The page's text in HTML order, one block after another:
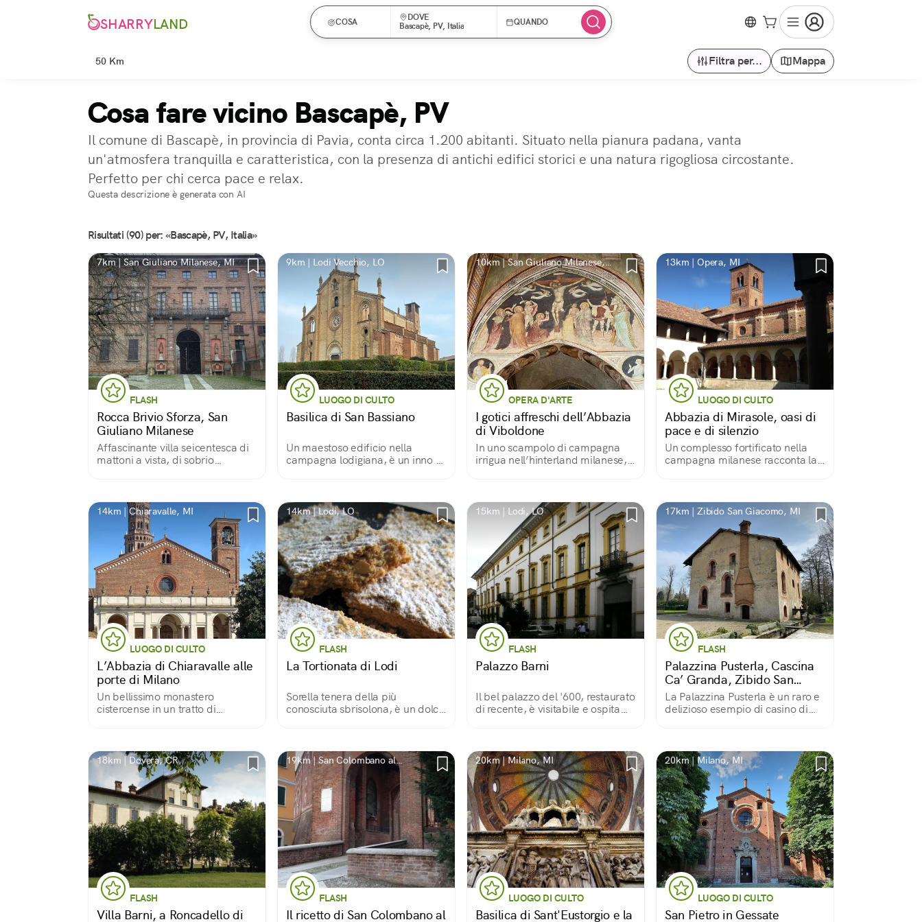
SHARRYLAND COSA
DOVE
Bascapè, PV, Italia
QUANDO
50 Km Filtra per... Mappa
Cosa fare vicino Bascapè, PV
Il comune di Bascapè, in provincia di Pavia, conta circa 1.200 abitanti. Situato nella pianura padana, vanta
un'atmosfera tranquilla e caratteristica, con la presenza di antichi edifici storici e una natura rigogliosa circostante.
Perfetto per chi cerca pace e relax.
Questa descrizione è generata con AI
Risultati (90) per: «Bascapè, PV, Italia»
7km | San Giuliano Milanese, MI
FLASH
Rocca Brivio Sforza, San
Giuliano Milanese
Affascinante villa seicentesca di
mattoni a vista, di sobrio
intravede il giardino con
un’elegante loggia.
9km | Lodi Vecchio, LO
LUOGO DI CULTO
Basilica di San Bassiano
Un maestoso edificio nella
campagna lodigiana, è un inno al
10km | San Giuliano Milanese,
Viboldone, MI
OPERA D'ARTE
I gotici affreschi dell’Abbazia
di Viboldone
In uno scampolo di campagna
irrigua nell’hinterland milanese,
13km | Opera, MI
LUOGO DI CULTO
Abbazia di Mirasole, oasi di
pace e di silenzio
Un complesso fortificato nella
campagna milanese racconta la
14km | Chiaravalle, MI
LUOGO DI CULTO
L’Abbazia di Chiaravalle alle
porte di Milano
Un bellissimo monastero
cistercense in un tratto di
14km | Lodi, LO
FLASH
La Tortionata di Lodi
Sorella tenera della più
conosciuta sbrisolona, è un dolce
Tacchinardi, è una bontà a tutte
le ore!
15km | Lodi, LO
FLASH
Palazzo Barni
Il bel palazzo del '600, restaurato
di recente, è visitabile e ospita
scalinate e negli ariosi cortili
interni.
17km | Zibido San Giacomo, MI
FLASH
Palazzina Pusterla, Cascina
Ca’ Granda, Zibido San
Giacomo
La Palazzina Pusterla è un raro e
delizioso esempio di casino di
un bel parco, pozzo e forno.
18km | Dovera, CR
FLASH
Villa Barni, a Roncadello di
19km | San Colombano al
Lambro, MI
FLASH
Il ricetto di San Colombano al
20km | Milano, MI
LUOGO DI CULTO
Basilica di Sant'Eustorgio e la
20km | Milano, MI
LUOGO DI CULTO
San Pietro in Gessate